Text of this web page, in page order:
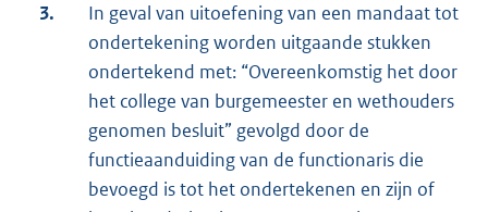
3.
In geval van uitoefening van een mandaat tot
ondertekening worden uitgaande stukken
ondertekend met: “Overeenkomstig het door
het college van burgemeester en wethouders
genomen besluit” gevolgd door de
functieaanduiding van de functionaris die
bevoegd is tot het ondertekenen en zijn of